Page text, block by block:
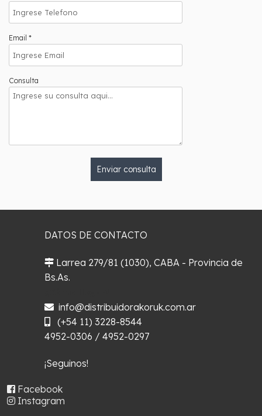
Email *
Consulta
Enviar consulta
DATOS DE CONTACTO
Larrea 279/81 (1030), CABA - Provincia de
Bs.As.
info@distribuidorakoruk.com.ar
(+54 11) 3228-8544
4952-0306 / 4952-0297
¡Seguinos!
Facebook
Instagram